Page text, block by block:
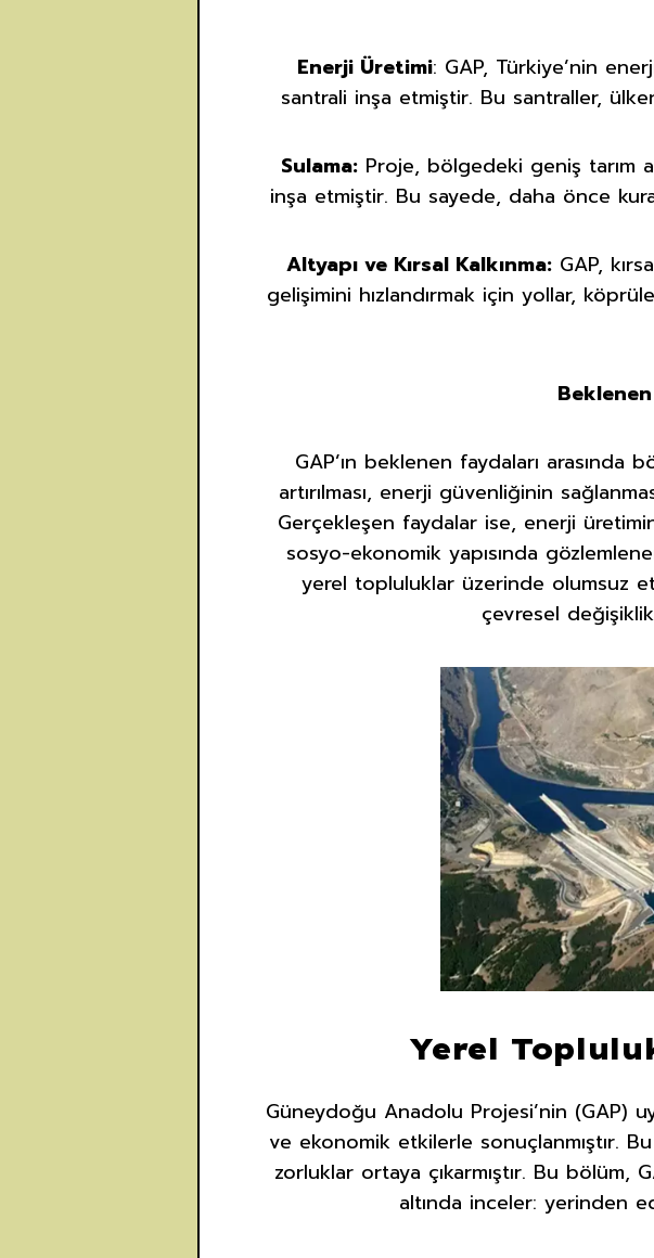
Enerji Üretimi: GAP, Türkiye’nin
santrali inşa etmiştir. Bu santraller,
Sulama:Proje, bölgedeki geniş tarım
inşa etmiştir. Bu sayede, daha önce
Altyapı ve Kırsal Kalkınma:GAP,
gelişimini hızlandırmak için yollar,
GAP’ın beklenen faydaları arasında
artırılması, enerji güvenliğinin
Gerçekleşen faydalar ise, enerji
sosyo-ekonomik yapısında
yerel topluluklar üzerinde olumsuz
çevresel
Yerel
Güneydoğu Anadolu Projesi’nin (GAP)
ve ekonomik etkilerle sonuçlanmıştır.
zorluklar ortaya çıkarmıştır. Bu bölüm,
altında inceler: yerinden